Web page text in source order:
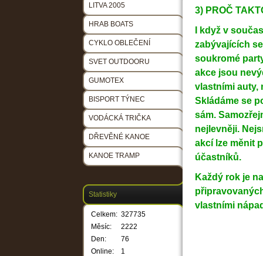
3) PROČ
I když v
zabývajících
soukromé
akce jsou
vlastními auty,
Skládáme se
sám.
nejlevněji.
akcí lze měnit
účastníků.
Každý rok je
vlastními
LITVA 2005
HRAB BOATS
CYKLO OBLEČENÍ
SVET OUTDOORU
GUMOTEX
BISPORT TÝNEC
VODÁCKÁ TRIČKA
DŘEVĚNÉ KANOE
KANOE TRAMP
Statistiky
Online: 1
Celkem: 327735
Měsíc:
2222
Den:
76